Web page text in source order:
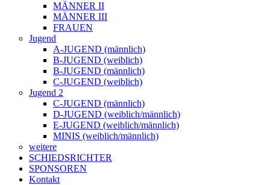
MÄNNER II
MÄNNER III
FRAUEN
Jugend
A-JUGEND (männlich)
B-JUGEND (weiblich)
B-JUGEND (männlich)
C-JUGEND (weiblich)
Jugend 2
C-JUGEND (männlich)
D-JUGEND (weiblich/männlich)
E-JUGEND (weiblich/männlich)
MINIS (weiblich/männlich)
weitere
SCHIEDSRICHTER
SPONSOREN
Kontakt